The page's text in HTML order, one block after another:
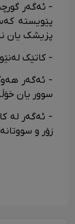
- ئەگەر
پێویستە
پزیشک یان
- کاتێک
- ئەگەر
سوور یان
- ئەگەر لە
زۆر و